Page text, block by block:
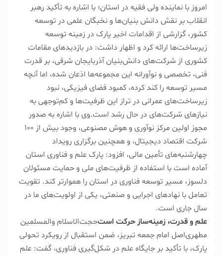
امروز با نماینده ولی فقیه در استان؛ با اشاره به تأکید رهبر
انقلاب بر نقش دانش‌ بنیان‌ها و نخبگان علمی در توسعه
کشور، گزارشی از اقدامات اخیر پارک در زمینه توسعه
زیرساخت‌ها ارائه کرد و اظهار داشت: در بازدیدهای مقامات
کشوری از شرکت‌های دانش‌بنیان آذربایجان شرقی، بر قدرت
فنی، تخصصی و نوآورانه این مجموعه‌ها اذعان شده، اما آنچه
مسیر توسعه را کند کرده، کمبود فضای فیزیکی، نبود
زیرساخت‌های عمرانی در تراز این ظرفیت‌ها و کم‌توجهی به
نیازهای شرکت‌های در حال رشد است.وی با اشاره به صدور
مجوز اولین مرکز نوآوری و هوش مصنوعی، وجود بیش از ۱۰۰
شرکت اقتصاد دیجیتال، و همچنین برگزاری رویداد
چهارشنبه‌های تأمین مالی، افزود: پارک علم و فناوری استان
آماده است با استفاده از ظرفیت‌های ملی و حمایت مسئولان
دلسوز، مسیر توسعه فناوری در استان را هموارتر کند. تقویت
تعامل با نهادهای اجرایی و صنعتی، یکی از اولویت‌های ما در
سال جاری است.
علم و قدرت، زمینه‌ساز حرکت استحجت‌الاسلام والمسلمین
مطهری‌اصل امام جمعه تبریز، ضمن استقبال از رویکرد تحولی
پارک، با تأکید بر جایگاه علم در شکل‌گیری فناوری، گفت: علم